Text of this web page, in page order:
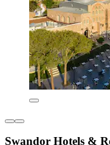
Swandor Hotels &